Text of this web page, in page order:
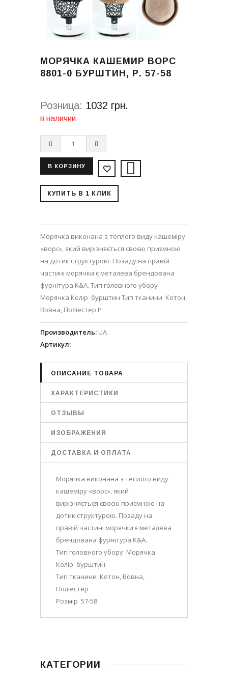
МОРЯЧКА КАШЕМИР ВОРС
8801-0 БУРШТИН, Р. 57-58
Розница: 1032 грн.
в наличии
КУПИТЬ В 1 КЛИК
Морячка виконана з теплого виду кашеміру
«ворс», який вирізняється своєю приємною
на дотик структурою. Позаду на правій
частині морячки є металева брендована
фурнітура K&A. Тип головного убору
Морячка Колір бурштин Тип тканини Котон,
Вовна, Поліестер Р
Производитель: UA
Артикул:
ОПИСАНИЕ ТОВАРА
ХАРАКТЕРИСТИКИ
ОТЗЫВЫ
ИЗОБРАЖЕНИЯ
ДОСТАВКА И ОПЛАТА
Морячка виконана з теплого виду
кашеміру «ворс», який
вирізняється своєю приємною на
дотик структурою. Позаду на
правій частині морячки є металева
брендована фурнітура K&A.
Тип головного убору Морячка
Колір бурштин
Тип тканини Котон, Вовна,
Поліестер
Розмір 57-58
КАТЕГОРИИ